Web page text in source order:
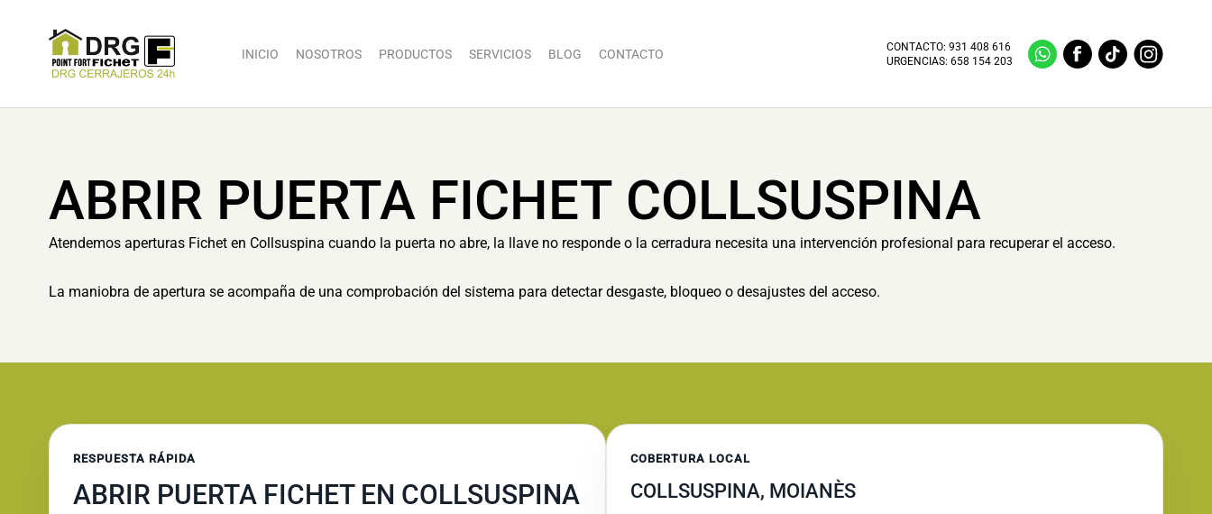
INICIO NOSOTROS PRODUCTOS SERVICIOS BLOG CONTACTO
CONTACTO:931 408 616
URGENCIAS:658 154 203
ABRIR PUERTA FICHET COLLSUSPINA
Atendemos aperturas Fichet en Collsuspina cuando la puerta no abre, la llave no responde o la cerradura necesita una intervención profesional para recuperar el acceso.
La maniobra de apertura se acompaña de una comprobación del sistema para detectar desgaste, bloqueo o desajustes del acceso.
RESPUESTA RÁPIDA
ABRIR PUERTA FICHET EN COLLSUSPINA
COBERTURA LOCAL
COLLSUSPINA, MOIANÈS